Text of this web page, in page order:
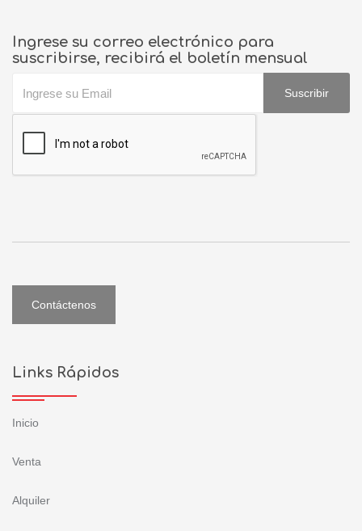
Ingrese su correo electrónico para
suscribirse, recibirá el boletín mensual
Suscribir
Contáctenos
Links Rápidos
Inicio
Venta
Alquiler